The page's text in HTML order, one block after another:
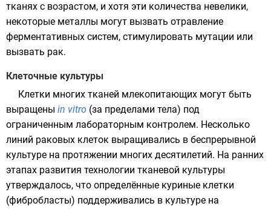
тканях с возрастом, и хотя эти количества невелики,
некоторые металлы могут вызвать отравление
ферментативных систем, стимулировать мутации или
вызвать рак.
Клеточные культуры
Клетки многих тканей млекопитающих могут быть
выращены in vitro (за пределами тела) под
ограниченным лабораторным контролем. Несколько
линий раковых клеток выращивались в беспрерывной
культуре на протяжении многих десятилетий. На ранних
этапах развития технологии тканевой культуры
утверждалось, что определённые куриные клетки
(фибробласты) поддерживались в культуре на